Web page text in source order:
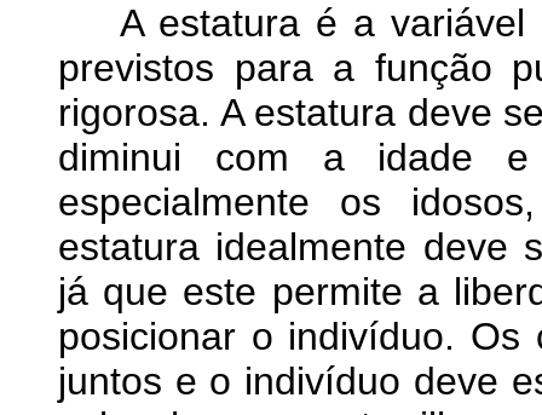
A estatura é a variável
previstos para a função
rigorosa. A estatura deve
diminui com a idade e
especialmente os
estatura idealmente deve
já que este permite a
posicionar o indivíduo. Os
juntos e o indivíduo deve